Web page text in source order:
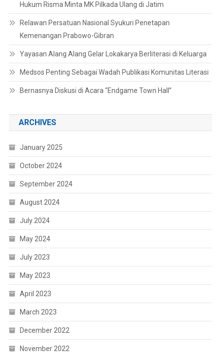
Hukum Risma Minta MK Pilkada Ulang di Jatim
Relawan Persatuan Nasional Syukuri Penetapan
Kemenangan Prabowo-Gibran
Yayasan Alang Alang Gelar Lokakarya Berliterasi di Keluarga
Medsos Penting Sebagai Wadah Publikasi Komunitas Literasi
Bernasnya Diskusi di Acara “Endgame Town Hall”
ARCHIVES
January 2025
October 2024
September 2024
August 2024
July 2024
May 2024
July 2023
May 2023
April 2023
March 2023
December 2022
November 2022